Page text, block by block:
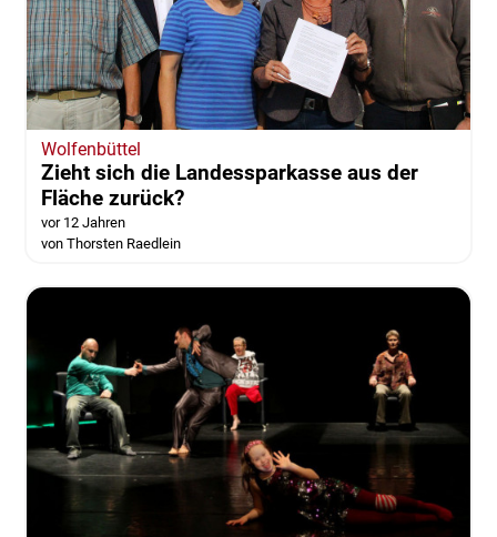
Wolfenbüttel
Zieht sich die Landessparkasse aus der
Fläche zurück?
vor 12 Jahren
von Thorsten Raedlein